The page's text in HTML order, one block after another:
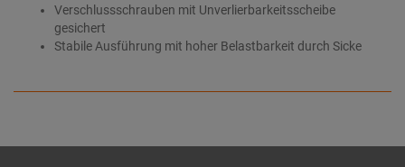
Verschlussschrauben mit Unverlierbarkeitsscheibe
gesichert
Stabile Ausführung mit hoher Belastbarkeit durch Sicke